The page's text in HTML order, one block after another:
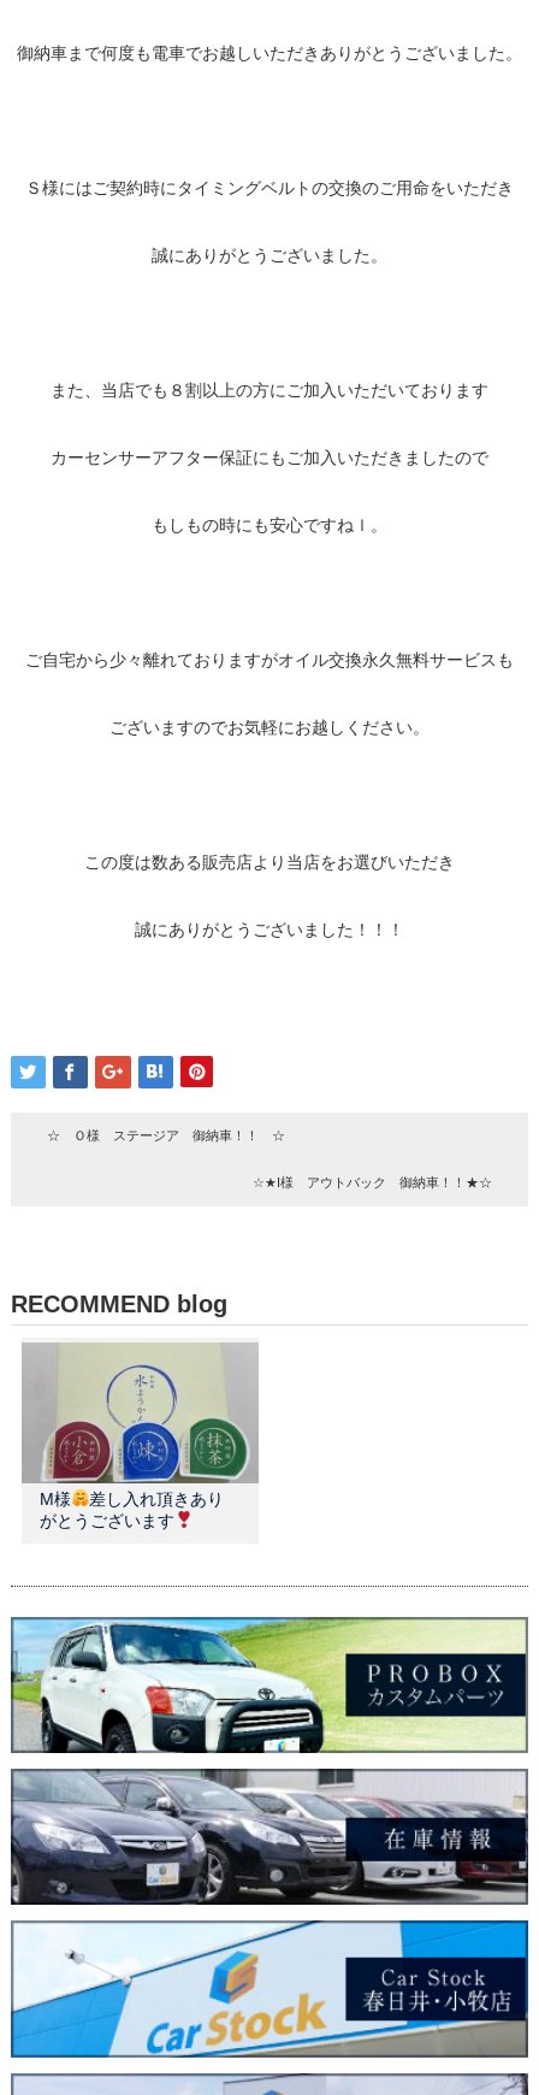
御納車まで何度も電車でお越しいただきありがとうございました。
Ｓ様にはご契約時にタイミングベルトの交換のご用命をいただき
誠にありがとうございました。
また、当店でも８割以上の方にご加入いただいております
カーセンサーアフター保証にもご加入いただきましたので
もしもの時にも安心ですねｌ。
ご自宅から少々離れておりますがオイル交換永久無料サービスも
ございますのでお気軽にお越しください。
この度は数ある販売店より当店をお選びいただき
誠にありがとうございました！！！
☆ Ｏ様 ステージア 御納車！！ ☆
☆★I様 アウトバック 御納車！！★☆
RECOMMEND blog
M様
差し入れ頂きあり
がとうございます